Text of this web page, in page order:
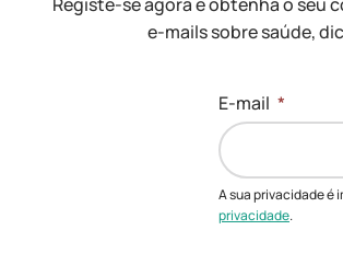
e-mails sobre saúde,
E-mail *
A sua privacidade é
privacidade.